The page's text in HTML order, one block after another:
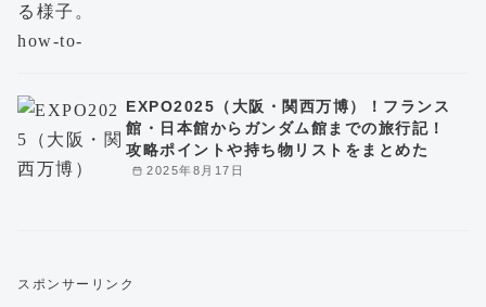
2025年8月17日
EXPO2025（大阪・関西万博）！フランス
館・日本館からガンダム館までの旅行記！
攻略ポイントや持ち物リストをまとめた
スポンサーリンク